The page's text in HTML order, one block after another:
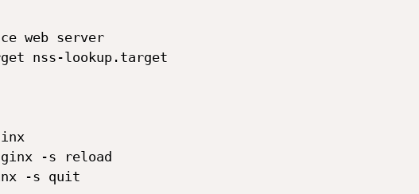
web server
nss-lookup.target
-s reload
-s quit